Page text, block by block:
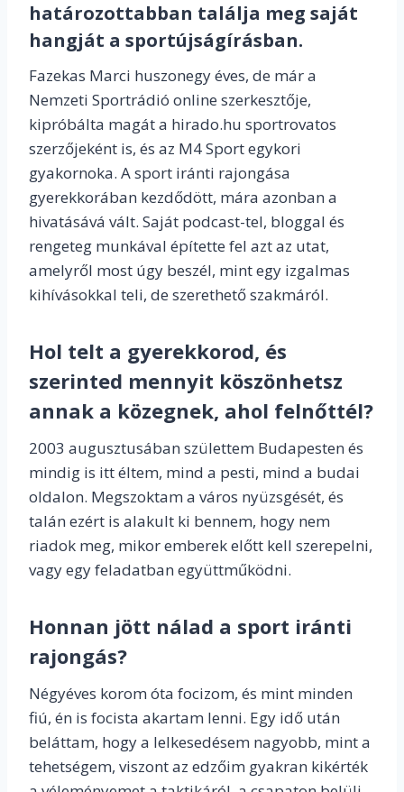
határozottabban találja meg saját
hangját a sportújságírásban.
Fazekas Marci huszonegy éves, de már a
Nemzeti Sportrádió online szerkesztője,
kipróbálta magát a hirado.hu sportrovatos
szerzőjeként is, és az M4 Sport egykori
gyakornoka. A sport iránti rajongása
gyerekkorában kezdődött, mára azonban a
hivatásává vált. Saját podcast-tel, bloggal és
rengeteg munkával építette fel azt az utat,
amelyről most úgy beszél, mint egy izgalmas
kihívásokkal teli, de szerethető szakmáról.
Hol telt a gyerekkorod, és
szerinted mennyit köszönhetsz
annak a közegnek, ahol felnőttél?
2003 augusztusában születtem Budapesten és
mindig is itt éltem, mind a pesti, mind a budai
oldalon. Megszoktam a város nyüzsgését, és
talán ezért is alakult ki bennem, hogy nem
riadok meg, mikor emberek előtt kell szerepelni,
vagy egy feladatban együttműködni.
Honnan jött nálad a sport iránti
rajongás?
Négyéves korom óta focizom, és mint minden
fiú, én is focista akartam lenni. Egy idő után
beláttam, hogy a lelkesedésem nagyobb, mint a
tehetségem, viszont az edzőim gyakran kikérték